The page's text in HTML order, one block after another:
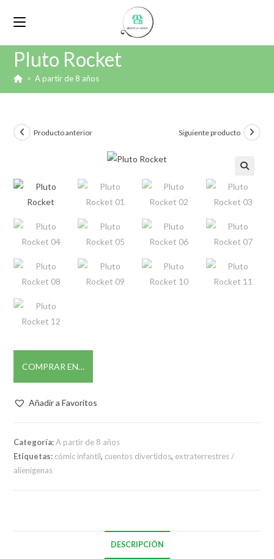
Pluto Rocket
> A partir de 8 años
Producto anterior Siguiente producto
🔍
COMPRAR EN…
Añadir a Favoritos
Categoría:A partir de 8 años
Etiquetas: cómic infantil, cuentos divertidos, extraterrestres /
alienígenas
DESCRIPCIÓN